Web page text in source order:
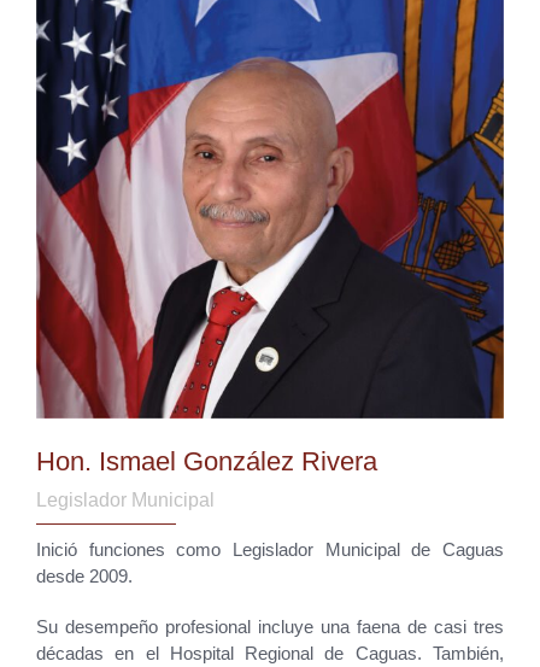
Hon. Ismael González Rivera
Legislador Municipal
Inició funciones como Legislador Municipal de Caguas
desde 2009.
Su desempeño profesional incluye una faena de casi tres
décadas en el Hospital Regional de Caguas. También,